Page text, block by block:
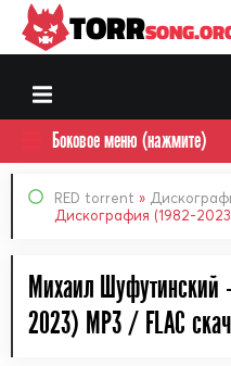
Боковое меню (нажмите)
RED torrent »
Дискография (1982-
Михаил Шуфутинский
2023) MP3 / FLAC
TORR